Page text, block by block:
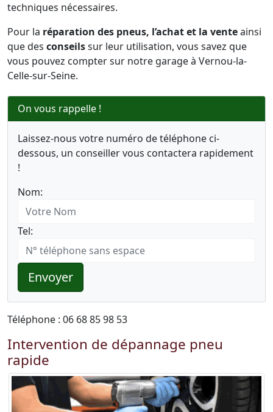
techniques nécessaires.
Pour la réparation des pneus, l’achat et la venteainsi
que des conseilssur leur utilisation, vous savez que
vous pouvez compter sur notre garage à Vernou-la-
Celle-sur-Seine.
On vous rappelle !
Laissez-nous votre numéro de téléphone ci-
dessous, un conseiller vous contactera rapidement
!
Nom:
Tel:
Envoyer
Téléphone : 06 68 85 98 53
Intervention de dépannage pneu
rapide